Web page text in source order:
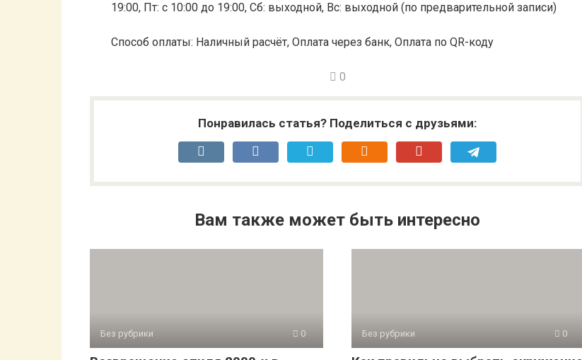
19:00, Пт: с 10:00 до 19:00, Сб: выходной, Вс: выходной (по предварительной записи)
Способ оплаты: Наличный расчёт, Оплата через банк, Оплата по QR-коду
0
Понравилась статья? Поделиться с друзьями:
Вам также может быть интересно
Без рубрики 0 Без рубрики 0